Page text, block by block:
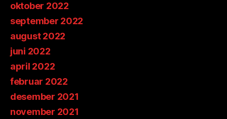
oktober 2022
september 2022
august 2022
juni 2022
april 2022
februar 2022
desember 2021
november 2021